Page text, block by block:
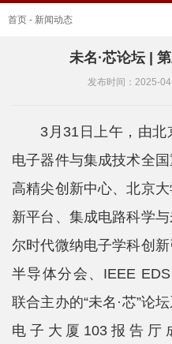
况
系
所
中
首页 - 新闻动态
未名·芯论坛 |
发布时间：2025-
3月31日上午，由
电子器件与集成技术全
高精尖创新中心、北京
新平台、集成电路科学
尔时代微纳电子学科创
半导体分会、IEEE
联合主办的“未名·芯”论
电子大厦103报告厅